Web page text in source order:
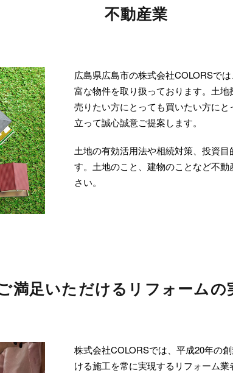
不動産業
広島県広島市の株式会社COLORSで
富な物件を取り扱っております。土地
売りたい方にとっても買いたい方に
立って誠心誠意ご提案します。
土地の有効活用法や相続対策、投資
す。土地のこと、建物のことなど不
さい。
満足いただけるリフォームの
株式会社COLORSでは、平成20年の
ける施工を常に実現するリフォーム業